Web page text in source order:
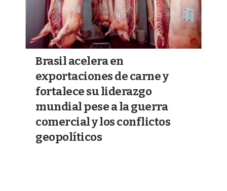
Brasil acelera en
exportaciones de carne y
fortalece su liderazgo
mundial pese a la guerra
comercial y los conflictos
geopolíticos